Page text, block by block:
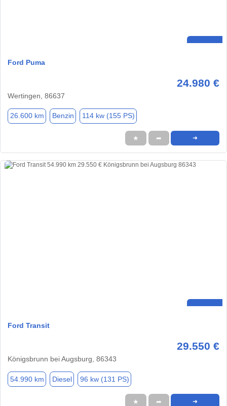
Ford Puma
24.980 €
Wertingen, 86637
26.600 km Benzin 114 kw (155 PS)
★ ➦ ➜
Ford Transit
29.550 €
Königsbrunn bei Augsburg, 86343
54.990 km Diesel 96 kw (131 PS)
★ ➦ ➜